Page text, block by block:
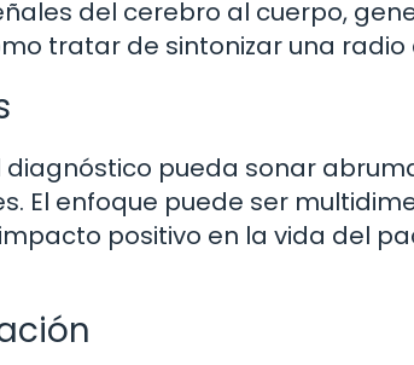
del cerebro al cuerpo,
tratar de sintonizar una
diagnóstico pueda sonar
El enfoque puede ser
positivo en la vida del